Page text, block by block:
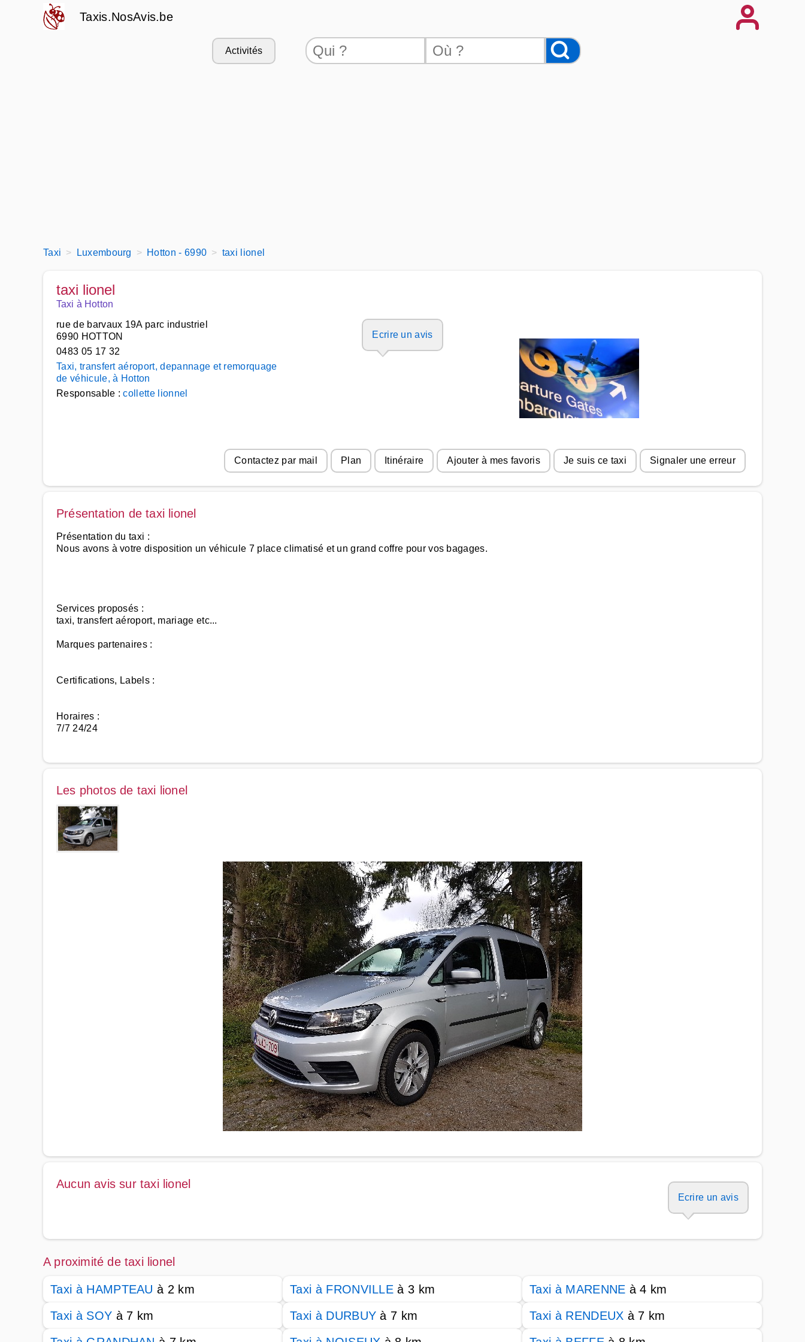
Taxis.NosAvis.be
Activités
Taxi Luxembourg Hotton - 6990 taxi lionel
taxi lionel
Taxi à Hotton
rue de barvaux 19A parc industriel
6990 HOTTON
0483 05 17 32
Taxi, transfert aéroport, depannage et remorquage
de véhicule, à Hotton
Responsable :collette lionnel
Ecrire un avis
Contactez par mail Plan Itinéraire Ajouter à mes favoris Je suis ce taxi Signaler une erreur
Présentation de taxi lionel
Présentation du taxi :
Nous avons à votre disposition un véhicule 7 place climatisé et un grand coffre pour vos bagages.
Services proposés :
taxi, transfert aéroport, mariage etc...
Marques partenaires :
Certifications, Labels :
Horaires :
7/7 24/24
Les photos de taxi lionel
Aucun avis sur taxi lionel
Ecrire un avis
A proximité de taxi lionel
Taxi à HAMPTEAU à 2 km Taxi à FRONVILLE à 3 km Taxi à MARENNE à 4 km
Taxi à SOY à 7 km Taxi à DURBUY à 7 km Taxi à RENDEUX à 7 km